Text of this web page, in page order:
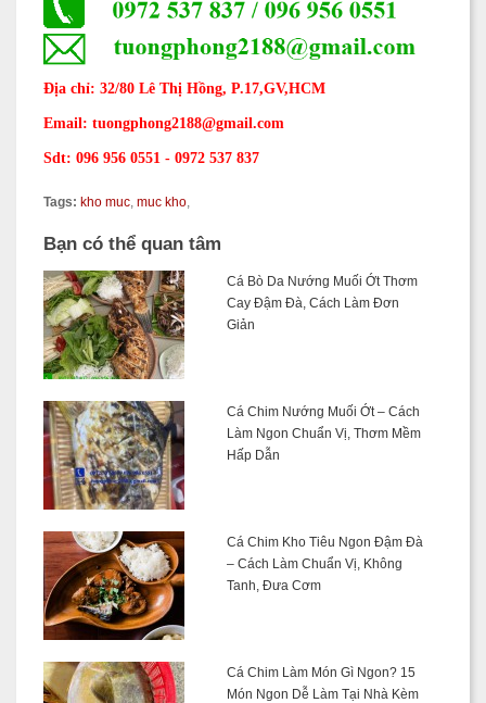
Địa chỉ: 32/80 Lê Thị Hồng, P.17,GV,HCM
Email: tuongphong2188@gmail.com
Sdt: 096 956 0551 - 0972 537 837
Tags: kho muc, muc kho,
Bạn có thể quan tâm
Cá Bò Da Nướng Muối Ớt Thơm
Cay Đậm Đà, Cách Làm Đơn
Giản
Cá Chim Nướng Muối Ớt – Cách
Làm Ngon Chuẩn Vị, Thơm Mềm
Hấp Dẫn
Cá Chim Kho Tiêu Ngon Đậm Đà
– Cách Làm Chuẩn Vị, Không
Tanh, Đưa Cơm
Cá Chim Làm Món Gì Ngon? 15
Món Ngon Dễ Làm Tại Nhà Kèm